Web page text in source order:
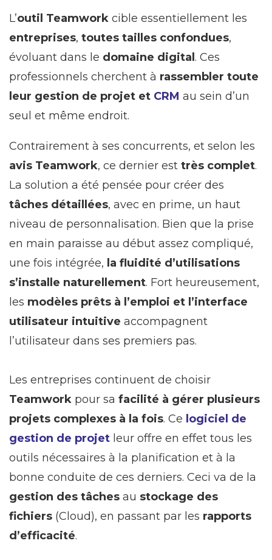
L’outil Teamwork cible essentiellement les
entreprises, toutes tailles confondues,
évoluant dans le domaine digital . Ces
professionnels cherchent à rassembler toute
leur gestion de projet et CRM au sein d’un
seul et même endroit.
Contrairement à ses concurrents, et selon les
avis Teamwork, ce dernier est très complet.
La solution a été pensée pour créer des
tâches détaillées, avec en prime, un haut
niveau de personnalisation. Bien que la prise
en main paraisse au début assez compliqué,
une fois intégrée, la fluidité d’utilisations
s’installe naturellement. Fort heureusement,
les modèles prêts à l’emploi et l’interface
utilisateur intuitive accompagnent
l’utilisateur dans ses premiers pas.
Les entreprises continuent de choisir
Teamwork pour sa facilité à gérer plusieurs
projets complexes à la fois. Ce logiciel de
gestion de projet leur offre en effet tous les
outils nécessaires à la planification et à la
bonne conduite de ces derniers. Ceci va de la
gestion des tâches au stockage des
fichiers (Cloud), en passant par les rapports
d’efficacité.